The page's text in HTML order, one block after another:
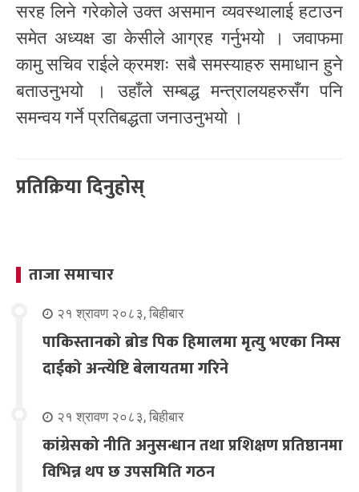
सरह लिने गरेकोले उक्त असमान व्यवस्थालाई हटाउन
समेत अध्यक्ष डा केसीले आग्रह गर्नुभयो । जवाफमा
कामु सचिव राईले क्रमशः सबै समस्याहरु समाधान हुने
बताउनुभयो । उहाँले सम्बद्ध मन्त्रालयहरुसँग पनि
समन्वय गर्ने प्रतिबद्धता जनाउनुभयो ।
प्रतिक्रिया दिनुहोस्
ताजा समाचार
२१ श्रावण २०८३, बिहीबार
पाकिस्तानको ब्रोड पिक हिमालमा मृत्यु भएका निम्स
दाईको अन्त्येष्टि बेलायतमा गरिने
२१ श्रावण २०८३, बिहीबार
कांग्रेसको नीति अनुसन्धान तथा प्रशिक्षण प्रतिष्ठानमा
विभिन्न थप छ उपसमिति गठन